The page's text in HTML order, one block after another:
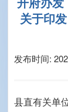
开府办发
关于印
发布时间:
县直有关单